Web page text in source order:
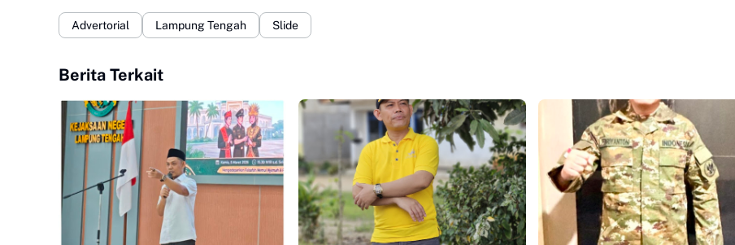
Advertorial Lampung Tengah Slide
Berita Terkait